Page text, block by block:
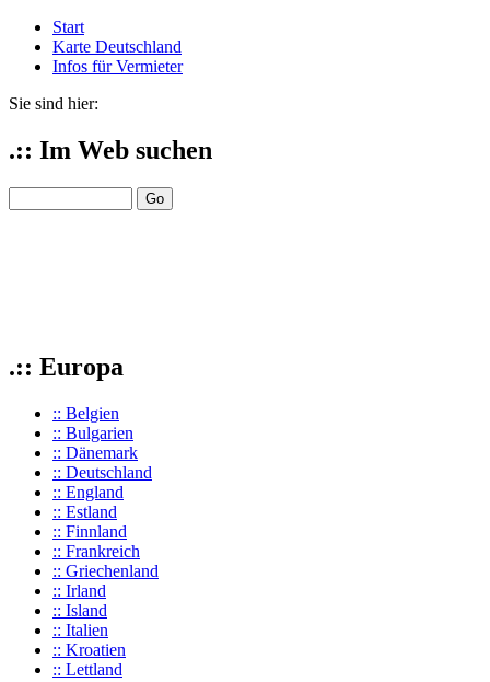
Start
Karte Deutschland
Infos für Vermieter
Sie sind hier:
.:: Im Web suchen
.:: Europa
:: Belgien
:: Bulgarien
:: Dänemark
:: Deutschland
:: England
:: Estland
:: Finnland
:: Frankreich
:: Griechenland
:: Irland
:: Island
:: Italien
:: Kroatien
:: Lettland